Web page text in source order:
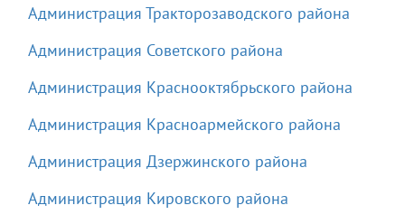
Администрация Тракторозаводского района
Администрация Советского района
Администрация Краснооктябрьского района
Администрация Красноармейского района
Администрация Дзержинского района
Администрация Кировского района